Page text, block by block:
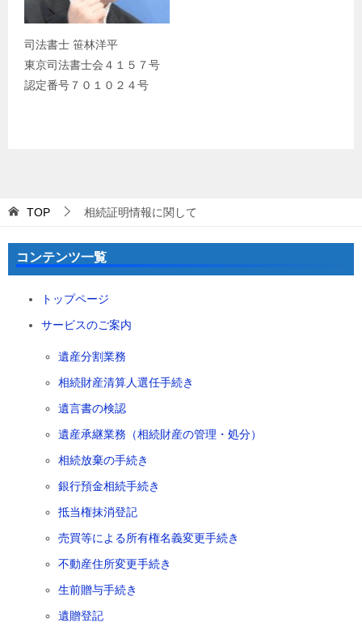
司法書士 笹林洋平
東京司法書士会４１５７号
認定番号７０１０２４号
TOP 相続証明情報に関して
コンテンツ一覧
トップページ
サービスのご案内
遺産分割業務
相続財産清算人選任手続き
遺言書の検認
遺産承継業務（相続財産の管理・処分）
相続放棄の手続き
銀行預金相続手続き
抵当権抹消登記
売買等による所有権名義変更手続き
不動産住所変更手続き
生前贈与手続き
遺贈登記